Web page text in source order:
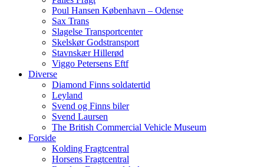
Poul Hansen København – Odense
Sax Trans
Slagelse Transportcenter
Skelskør Godstransport
Stavnskær Hillerød
Viggo Petersens Eftf
Diverse
Diamond Finns soldatertid
Leyland
Svend og Finns biler
Svend Laursen
The British Commercial Vehicle Museum
Forside
Kolding Fragtcentral
Horsens Fragtcentral